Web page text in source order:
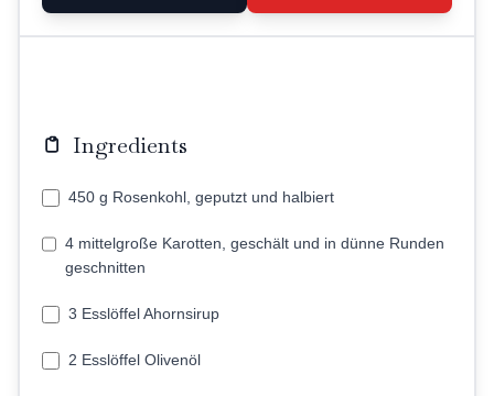
Ingredients
450 g Rosenkohl, geputzt und halbiert
4 mittelgroße Karotten, geschält und in dünne Runden
geschnitten
3 Esslöffel Ahornsirup
2 Esslöffel Olivenöl